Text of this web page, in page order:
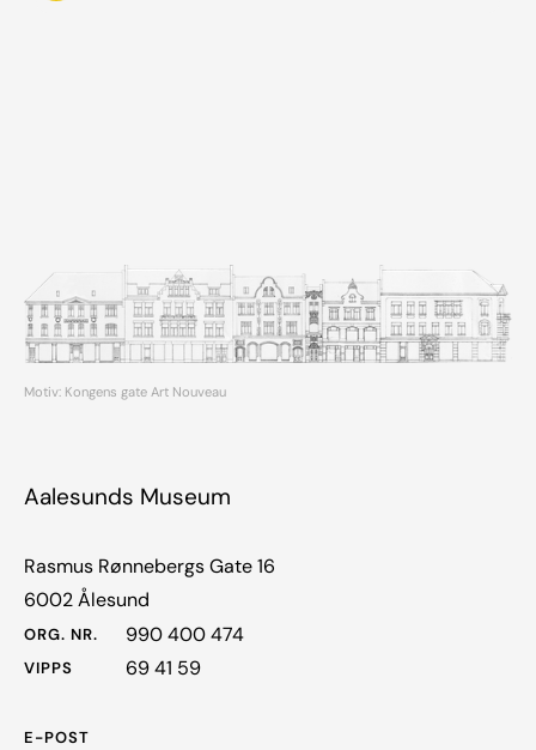
Motiv: Kongens gate Art Nouveau
Aalesunds Museum
Rasmus Rønnebergs Gate 16
6002 Ålesund
ORG. NR. 990 400 474
VIPPS 69 41 59
E-POST